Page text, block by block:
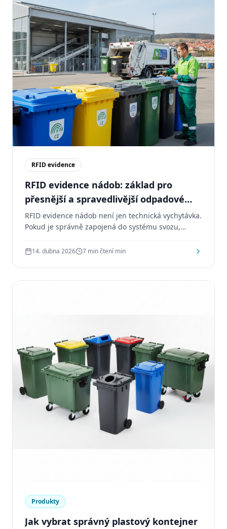
RFID evidence
RFID evidence nádob: základ pro
přesnější a spravedlivější odpadové
hospodářství
RFID evidence nádob není jen technická vychytávka.
Pokud je správně zapojená do systému svozu,
data, lépe plánovat provoz a připravit půdu pro
14. dubna 2026 7 min čtení min
Produkty
Jak vybrat správný plastový kontejner